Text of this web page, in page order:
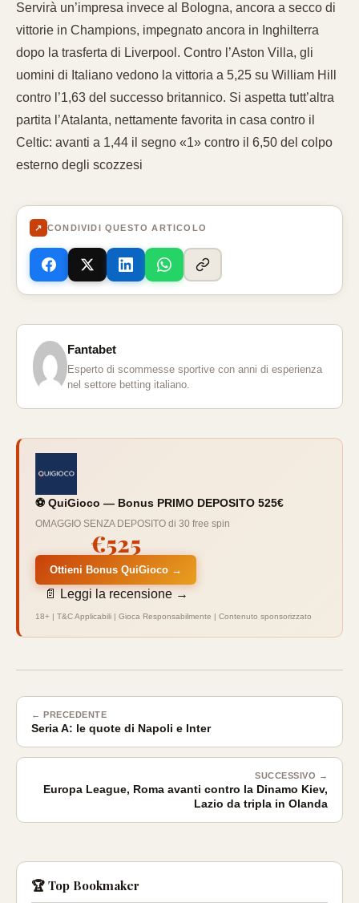
Servirà un’impresa invece al Bologna, ancora a secco di
vittorie in Champions, impegnato ancora in Inghilterra
dopo la trasferta di Liverpool. Contro l’Aston Villa, gli
uomini di Italiano vedono la vittoria a 5,25 su William Hill
contro l’1,63 del successo britannico. Si aspetta tutt’altra
partita l’Atalanta, nettamente favorita in casa contro il
Celtic: avanti a 1,44 il segno «1» contro il 6,50 del colpo
esterno degli scozzesi
↗ CONDIVIDI QUESTO ARTICOLO
Fantabet
Esperto di scommesse sportive con anni di esperienza
nel settore betting italiano.
⚽ QuiGioco — Bonus PRIMO DEPOSITO 525€
OMAGGIO SENZA DEPOSITO di 30 free spin
€525
Ottieni Bonus QuiGioco →
📄 Leggi la recensione →
18+ | T&C Applicabili | Gioca Responsabilmente | Contenuto sponsorizzato
← PRECEDENTE
Seria A: le quote di Napoli e Inter
SUCCESSIVO →
Europa League, Roma avanti contro la Dinamo Kiev,
Lazio da tripla in Olanda
🏆 Top Bookmaker